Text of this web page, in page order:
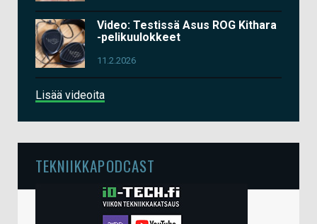
Video: Testissä Asus ROG Kithara
-pelikuulokkeet
11.2.2026
Lisää videoita
TEKNIIKKAPODCAST